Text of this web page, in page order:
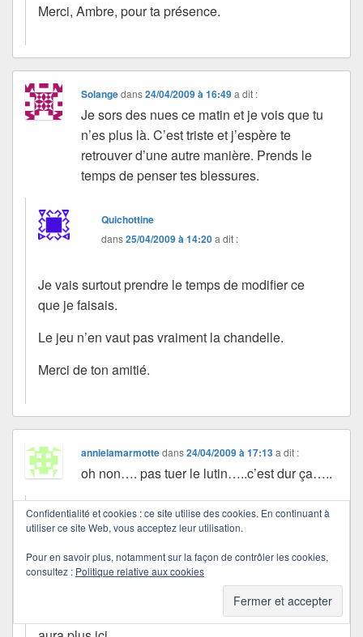
Merci, Ambre, pour ta présence.
Solangedans24/04/2009 à 16:49 a dit :
Je sors des nues ce matin et je vois que tu
n’es plus là. C’est triste et j’espère te
retrouver d’une autre manière. Prends le
temps de penser tes blessures.
Quichottine
dans25/04/2009 à 14:20a dit :
Je vais surtout prendre le temps de modifier ce
que je faisais.
Le jeu n’en vaut pas vraiment la chandelle.
Merci de ton amitié.
annielamarmottedans24/04/2009 à 17:13 a dit :
oh non…. pas tuer le lutin…..c’est dur ça…..
Quichottine
dans25/04/2009 à 14:24a dit :
C’est dur…
Je sais qu’en dehors de ma boîte à rêve, il n’y en
Confidentialité et cookies : ce site utilise des cookies. En continuant à
utiliser ce site Web, vous acceptez leur utilisation.
Pour en savoir plus, notamment sur la façon de contrôler les cookies,
consultez : Politique relative aux cookies